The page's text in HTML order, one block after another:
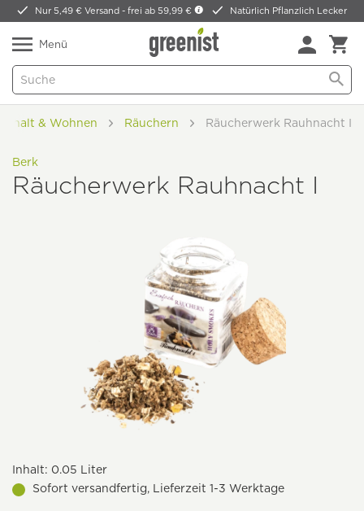
Nur 5,49 € Versand -frei ab 59,99 € Natürlich Pflanzlich Lecker
Menü
& Wohnen Räuchern Räucherwerk Rauhnacht I
Berk
Räucherwerk Rauhnacht I
Inhalt: 0.05 Liter
Sofort versandfertig, Lieferzeit 1-3 Werktage